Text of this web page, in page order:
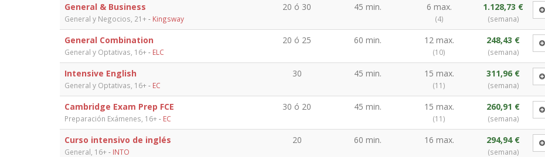
General & Business
General y Negocios, 21+- Kingsway
20 ó 30 45 min. 6 max.
(4)
1.128,73 €
(semana)
General Combination
General y Optativas, 16+- ELC
20 ó 25 60 min. 12 max.
(10)
248,43 €
(semana)
Intensive English
General y Optativas, 16+- EC
30 45 min. 15 max.
(11)
311,96 €
(semana)
Cambridge Exam Prep FCE
Preparación Exámenes, 16+- EC
30 ó 20 45 min. 15 max.
(11)
260,91 €
(semana)
Curso intensivo de inglés
General, 16+- INTO
20 60 min. 16 max. 294,94 €
(semana)